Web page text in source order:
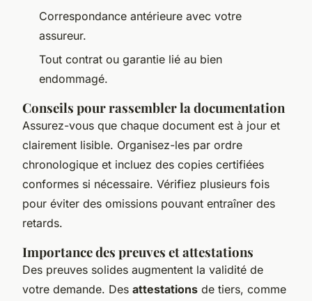
Correspondance antérieure avec votre
assureur.
Tout contrat ou garantie lié au bien
endommagé.
Conseils pour rassembler la documentation
Assurez-vous que chaque document est à jour et
clairement lisible. Organisez-les par ordre
chronologique et incluez des copies certifiées
conformes si nécessaire. Vérifiez plusieurs fois
pour éviter des omissions pouvant entraîner des
retards.
Importance des preuves et attestations
Des preuves solides augmentent la validité de
votre demande. Des attestations de tiers, comme